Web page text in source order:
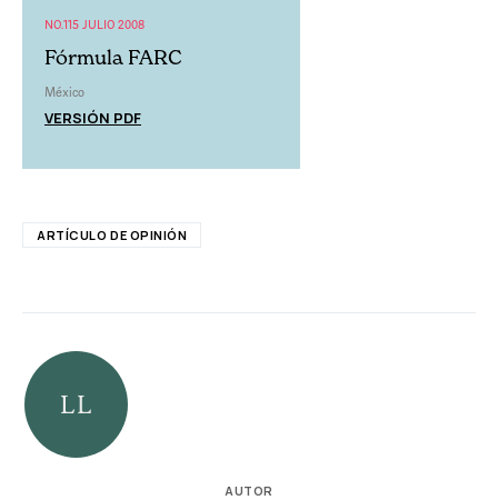
NO.115 JULIO 2008
Fórmula FARC
México
VERSIÓN PDF
ARTÍCULO DE OPINIÓN
AUTOR